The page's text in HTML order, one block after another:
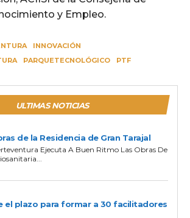
y Empleo.
INNOVACIÓN
PARQUETECNOLÓGICO PTF
ULTIMAS NOTICIAS
de la Residencia de Gran Tarajal
Ejecuta A Buen Ritmo Las Obras De
el plazo para formar a 30 facilitadores